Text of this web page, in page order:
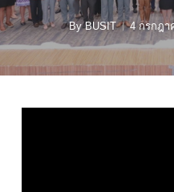
By BUSIT 4 กรกฎา